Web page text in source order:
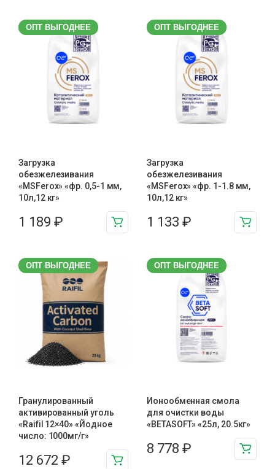
ОПТ ВЫГОДНЕЕ
Загрузка
обезжелезивания
«MSFerox» «фр. 0,5-1 мм,
10л,12 кг»
1 189 ₽
ОПТ ВЫГОДНЕЕ
Загрузка
обезжелезивания
«MSFerox» «фр. 1-1.8 мм,
10л,12 кг»
1 133 ₽
ОПТ ВЫГОДНЕЕ
Гранулированный
активированный уголь
«Raifil 12×40» «Йодное
число: 1000мг/г»
12 672 ₽
ОПТ ВЫГОДНЕЕ
Ионообменная смола
для очистки воды
«BETASOFT» «25л, 20.5кг»
8 778 ₽